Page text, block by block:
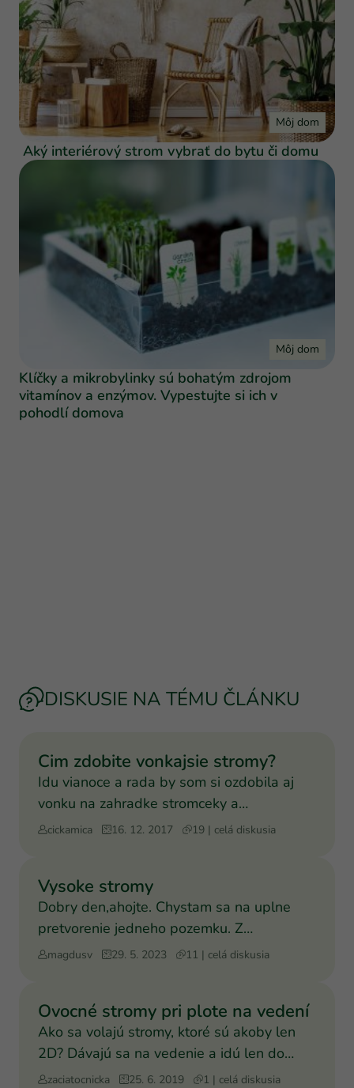
Môj dom
Aký interiérový strom vybrať do bytu či domu
Môj dom
Klíčky a mikrobylinky sú bohatým zdrojom
vitamínov a enzýmov. Vypestujte si ich v
pohodlí domova
DISKUSIE NA TÉMU ČLÁNKU
Cim zdobite vonkajsie stromy?
Idu vianoce a rada by som si ozdobila aj
vonku na zahradke stromceky a
kricky...mozu ist na to plast
cickamica 16. 12. 2017 19 | celá diskusia
Vysoke stromy
Dobry den,ahojte. Chystam sa na uplne
pretvorenie jedneho pozemku. Z
praktickych aj z okrasnych pric
magdusv 29. 5. 2023 11 | celá diskusia
Ovocné stromy pri plote na vedení
Ako sa volajú stromy, ktoré sú akoby len
2D? Dávajú sa na vedenie a idú len do
šírky (sú také ploché
zaciatocnicka 25. 6. 2019 1 | celá diskusia